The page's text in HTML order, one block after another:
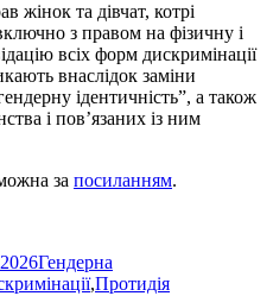
жінок та дівчат, котрі
з правом на фізичну і
всіх форм дискримінації
внаслідок заміни
ідентичність”, а також
і пов’язаних із ним
за посиланням.
Гендерна
,Протидія